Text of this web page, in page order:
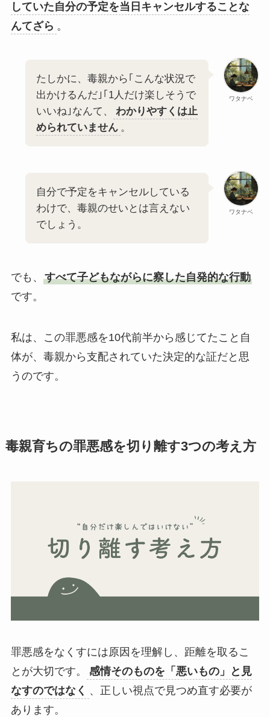
していた自分の予定を当日キャンセルすることな
んてざら 。
ワタナベ
たしかに、毒親から｢こんな状況で
出かけるんだ｣｢1人だけ楽しそうで
いいね｣なんて、
わかりやすくは止
められていません 。
ワタナベ
自分で予定をキャンセルしている
わけで、毒親のせいとは言えない
でしょう。
でも、 すべて子どもながらに察した自発的な行動
です。
私は、この罪悪感を10代前半から感じてたこと自
体が、毒親から支配されていた決定的な証だと思
うのです。
毒親育ちの罪悪感を切り離す3つの考え方
罪悪感をなくすには原因を理解し、距離を取るこ
とが大切です。
感情そのものを「悪いもの」と見
なすのではなく 、正しい視点で見つめ直す必要が
あります。